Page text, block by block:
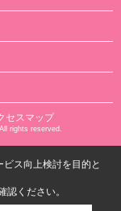
セスマップ
rights reserved.
ス向上検討を目的と
認ください。